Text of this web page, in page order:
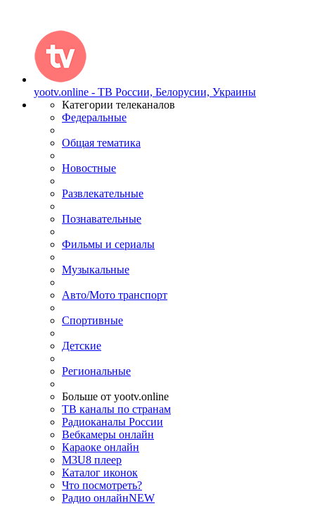
yootv.online - ТВ России, Белорусии, Украины
Категории телеканалов
Федеральные
Общая тематика
Новостные
Развлекательные
Познавательные
Фильмы и сериалы
Музыкальные
Авто/Мото транспорт
Спортивные
Детские
Региональные
Больше от yootv.online
ТВ каналы по странам
Радиоканалы России
Вебкамеры онлайн
Караоке онлайн
M3U8 плеер
Каталог иконок
Что посмотреть?
Радио онлайнNEW